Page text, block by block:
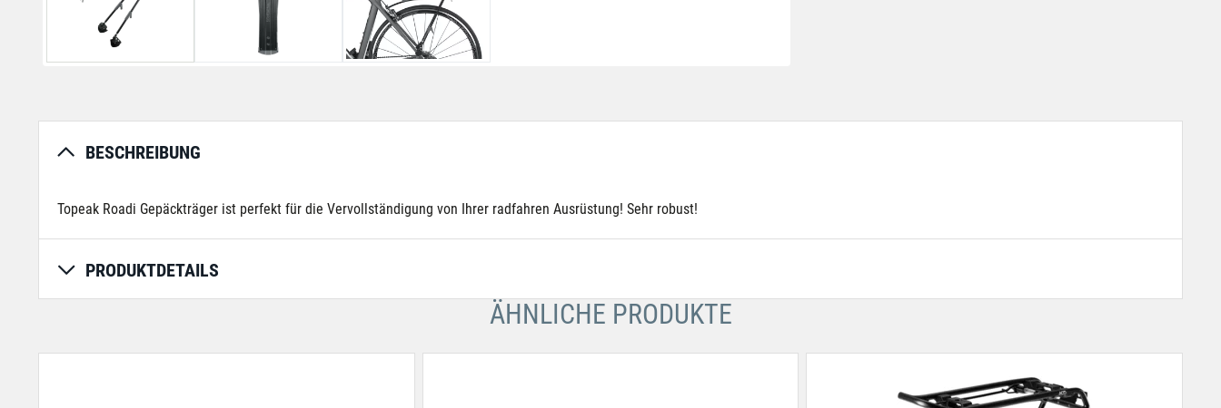
BESCHREIBUNG
Topeak Roadi Gepäckträger ist perfekt für die Vervollständigung von Ihrer radfahren Ausrüstung! Sehr robust!
PRODUKTDETAILS
ÄHNLICHE PRODUKTE